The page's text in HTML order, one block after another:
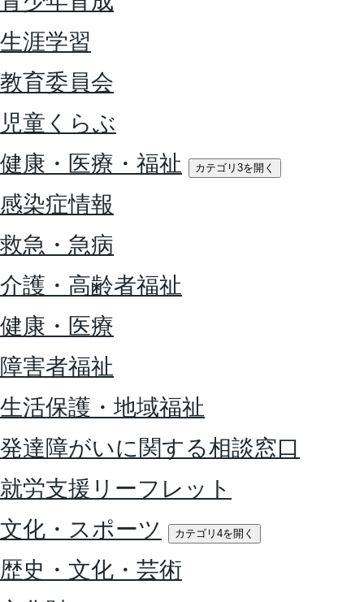
生涯学習
教育委員会
児童くらぶ
健康・医療・福祉
カテゴリ3を開く
感染症情報
救急・急病
介護・高齢者福祉
健康・医療
障害者福祉
生活保護・地域福祉
発達障がいに関する相談窓口
就労支援リーフレット
文化・スポーツ
カテゴリ4を開く
歴史・文化・芸術